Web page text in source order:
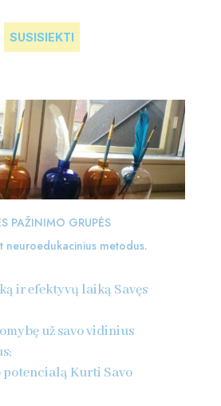
SUSISIEKTI
PAŽINIMO GRUPĖS
neuroedukacinius metodus.
ir efektyvų laiką Savęs
už savo vidinius
potencialą Kurti Savo